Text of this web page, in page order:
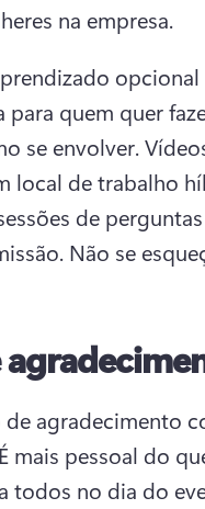
na empresa.
quem quer
se envolver.
local de trabalho
de
Não se
agradecimento
É mais pessoal do
todos no dia do